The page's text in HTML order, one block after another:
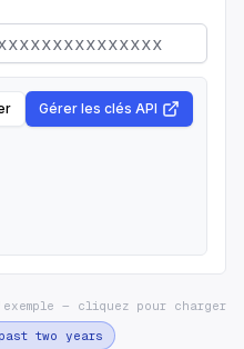
Gérer les clés API
— cliquez pour charger
two years